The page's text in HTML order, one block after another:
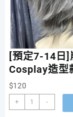
[預定7-14日]
Cosplay造型
$120
+
[預
定
-